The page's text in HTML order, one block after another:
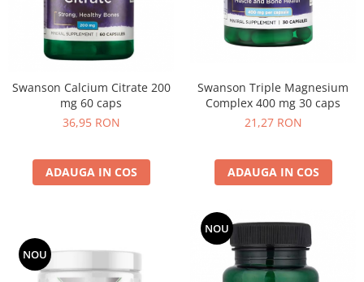
Swanson Calcium Citrate 200
mg 60 caps
36,95 RON
ADAUGA IN COS
Swanson Triple Magnesium
Complex 400 mg 30 caps
21,27 RON
ADAUGA IN COS
NOU
NOU